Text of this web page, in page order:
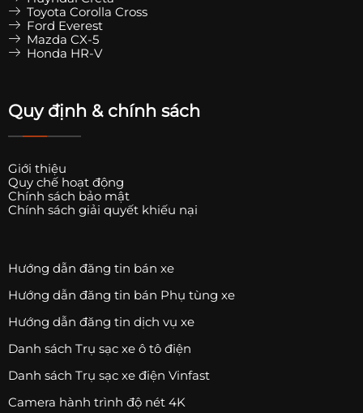
Toyota Corolla Cross
Ford Everest
Mazda CX-5
Honda HR-V
Quy định & chính sách
Giới thiệu
Quy chế hoạt động
Chính sách bảo mật
Chính sách giải quyết khiếu nại
Hướng dẫn đăng tin bán xe
Hướng dẫn đăng tin bán Phụ tùng xe
Hướng dẫn đăng tin dịch vụ xe
Danh sách Trụ sạc xe ô tô điện
Danh sách Trụ sạc xe điện Vinfast
Camera hành trình độ nét 4K